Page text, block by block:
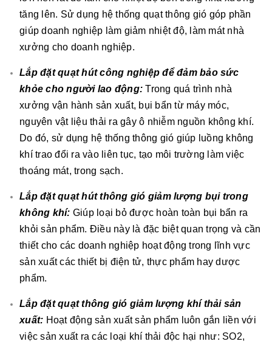
tăng lên. Sử dụng hệ thống quạt thông gió góp phần
giúp doanh nghiệp làm giảm nhiệt độ, làm mát nhà
xưởng cho doanh nghiệp.
Lắp đặt quạt hút công nghiệp để đảm bảo sức
khỏe cho người lao động: Trong quá trình nhà
xưởng vận hành sản xuất, bụi bẩn từ máy móc,
nguyên vật liệu thải ra gây ô nhiễm nguồn không khí.
Do đó, sử dụng hệ thống thông gió giúp luồng không
khí trao đổi ra vào liên tục, tạo môi trường làm việc
thoáng mát, trong sạch.
Lắp đặt quạt hút thông gió giảm lượng bụi trong
không khí: Giúp loại bỏ được hoàn toàn bụi bẩn ra
khỏi sản phẩm. Điều này là đặc biệt quan trọng và cần
thiết cho các doanh nghiệp hoạt động trong lĩnh vực
sản xuất các thiết bị điện tử, thực phẩm hay dược
phẩm.
Lắp đặt quạt thông gió giảm lượng khí thải sản
xuất: Hoạt động sản xuất sản phẩm luôn gắn liền với
việc sản xuất ra các loại khí thải độc hại như: SO2,